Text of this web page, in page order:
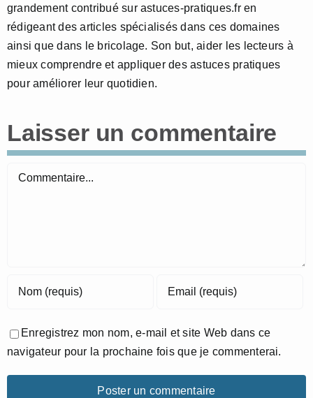
grandement contribué sur astuces-pratiques.fr en
rédigeant des articles spécialisés dans ces domaines
ainsi que dans le bricolage. Son but, aider les lecteurs à
mieux comprendre et appliquer des astuces pratiques
pour améliorer leur quotidien.
Laisser un commentaire
Commentaire
Enregistrez mon nom, e-mail et site Web dans ce
navigateur pour la prochaine fois que je commenterai.